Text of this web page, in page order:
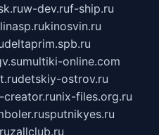
w-dev.ruf-ship.ru
kinosvin.ru
deltaprim.spb.ru
multiki-online.com
detskiy-ostrov.ru
creator.runix-files.org.ru
sputnikyes.ru
zallclub.ru